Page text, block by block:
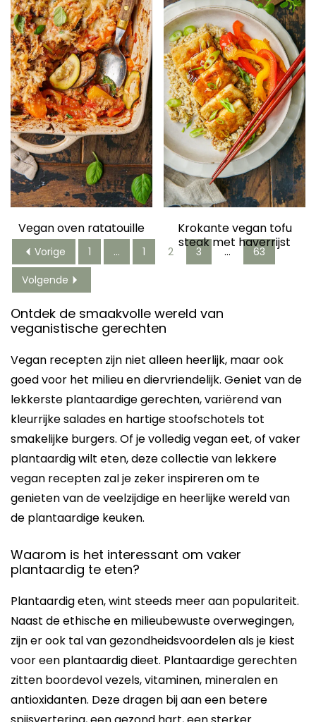
Vegan oven ratatouille
Krokante vegan tofu
steak met haverrijst
Vorige 1 … 1 2 3 …
63
Volgende
Ontdek de smaakvolle wereld van
veganistische gerechten
Vegan recepten zijn niet alleen heerlijk, maar ook
goed voor het milieu en diervriendelijk. Geniet van de
lekkerste plantaardige gerechten, variërend van
kleurrijke salades en hartige stoofschotels tot
smakelijke burgers. Of je volledig vegan eet, of vaker
plantaardig wilt eten, deze collectie van lekkere
vegan recepten zal je zeker inspireren om te
genieten van de veelzijdige en heerlijke wereld van
de plantaardige keuken.
Waarom is het interessant om vaker
plantaardig te eten?
Plantaardig eten, wint steeds meer aan populariteit.
Naast de ethische en milieubewuste overwegingen,
zijn er ook tal van gezondheidsvoordelen als je kiest
voor een plantaardig dieet. Plantaardige gerechten
zitten boordevol vezels, vitaminen, mineralen en
antioxidanten. Deze dragen bij aan een betere